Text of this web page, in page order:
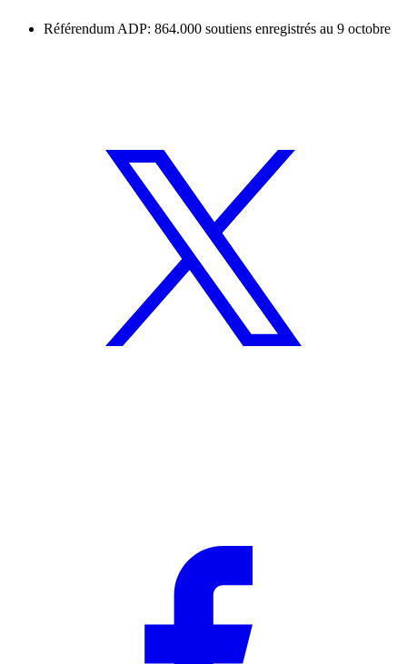
Référendum ADP: 864.000 soutiens enregistrés au 9 octobre